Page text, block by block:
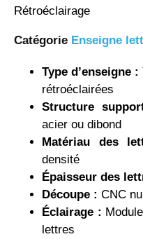
Rétroéclairage
Catégorie Enseigne
Type d’enseigne :
rétroéclairées
Structure
acier ou dibond
Matériau des
densité
Épaisseur des
Découpe : CNC
Éclairage :
lettres